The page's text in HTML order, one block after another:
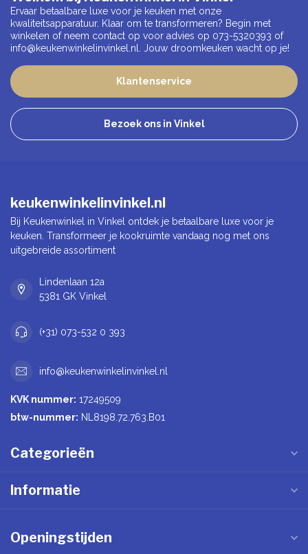
Ervaar betaalbare luxe voor je keuken met onze
kwaliteitsapparatuur. Klaar om te transformeren? Begin met
winkelen of neem contact op voor advies op 073-5320393 of
info@keukenwinkelinvinkel.nl
. Jouw droomkeuken wacht op je!
Klantenservice
Bezoek ons in Vinkel
keukenwinkelinvinkel.nl
Bij Keukenwinkel in Vinkel ontdek je betaalbare luxe voor je
keuken. Transformeer je kookruimte vandaag nog met ons
uitgebreide assortiment
Lindenlaan 12a
5381 GK Vinkel
(+31) 073-532 0 393
info@keukenwinkelinvinkel.nl
KVK nummer: 17249509
btw-nummer: NL8198.72.763.B01
Categorieën
Informatie
Openingstijden